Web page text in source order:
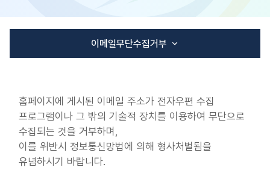
이메일무단수집거부
이메일무단수집거부
홈페이지에 게시된 이메일 주소가 전자우편 수집
프로그램이나 그 밖의 기술적 장치를 이용하여 무단으로
수집되는 것을 거부하며,
이를 위반시 정보통신망법에 의해 형사처벌됨을
유념하시기 바랍니다.